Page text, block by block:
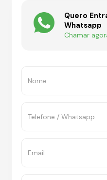
Quero
Whatsapp
Chamar